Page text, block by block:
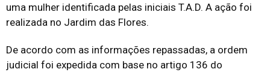
uma mulher identificada pelas iniciais T.A.D. A ação foi
realizada no Jardim das Flores.
De acordo com as informações repassadas, a ordem
judicial foi expedida com base no artigo 136 do